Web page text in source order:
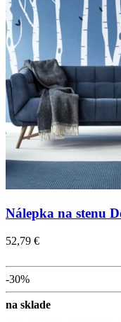
Nálepka na stenu
52,79 €
-30%
na sklade